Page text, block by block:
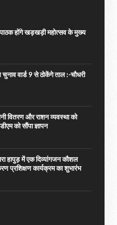
होंगे खड़खड़ी महोत्सव के मुख्य
वार्ड 9 से ठोकेंगे ताल :-चौधरी
वितरण और राशन व्यवस्था को
को सौंपा ज्ञापन
हापुड़ में एक दिव्यांगजन कौशल
प्रशिक्षण कार्यक्रम का शुभारंभ